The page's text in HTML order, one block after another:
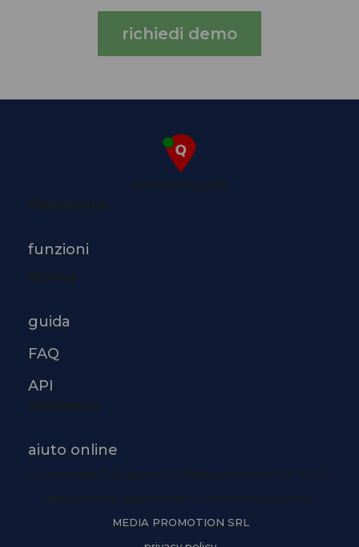
richiedi demo
q-touchsuite
Piattaforma
funzioni
Risorse
guida
FAQ
API
Assistenza
aiuto online
q-touchsuite è un prodotto media promotion srl - Tutti i
diritti riservati. quiinzona® e' un marchio registrato
MEDIA PROMOTION SRL